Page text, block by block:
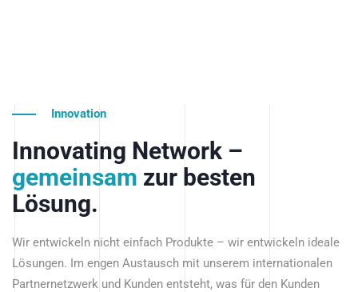
Innovation
Innovating Network –
gemeinsam zur besten
Lösung.
Wir entwickeln nicht einfach Produkte – wir entwickeln ideale
Lösungen. Im engen Austausch mit unserem internationalen
Partnernetzwerk und Kunden entsteht, was für den Kunden